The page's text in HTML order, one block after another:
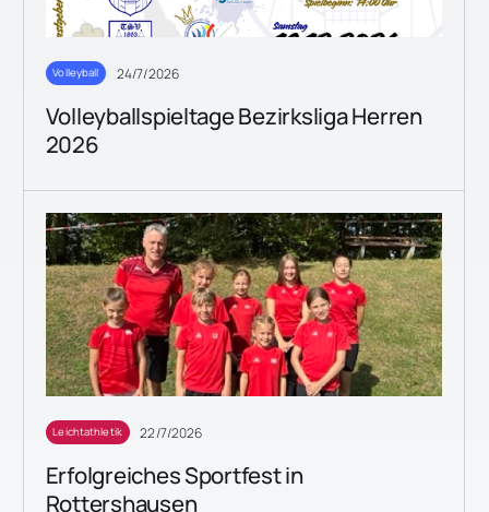
Volleyball 24/7/2026
Volleyballspieltage Bezirksliga Herren
2026
Leichtathletik 22/7/2026
Erfolgreiches Sportfest in
Rottershausen